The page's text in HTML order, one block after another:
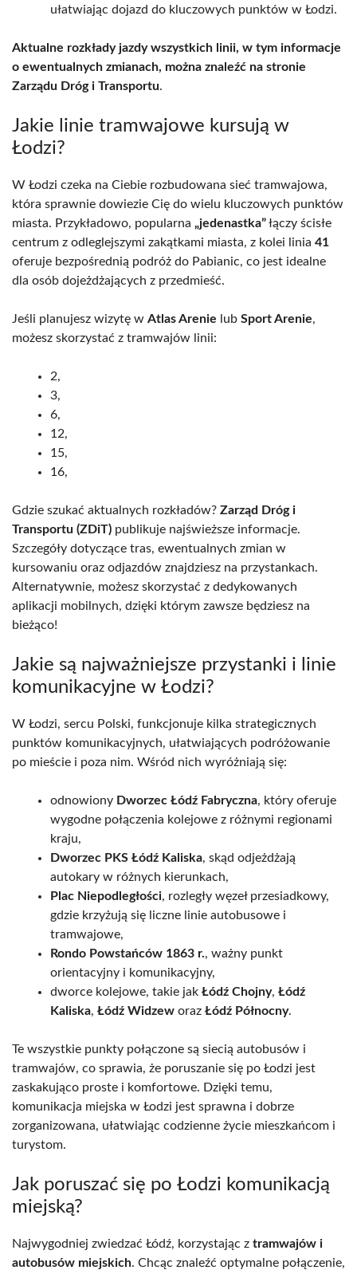
ułatwiając dojazd do kluczowych punktów w Łodzi.
Aktualne rozkłady jazdy wszystkich linii, w tym informacje
o ewentualnych zmianach, można znaleźć na stronie
Zarządu Dróg i Transportu.
Jakie linie tramwajowe kursują w
Łodzi?
W Łodzi czeka na Ciebie rozbudowana sieć tramwajowa,
która sprawnie dowiezie Cię do wielu kluczowych punktów
miasta. Przykładowo, popularna „jedenastka”łączy ścisłe
centrum z odleglejszymi zakątkami miasta, z kolei linia 41
oferuje bezpośrednią podróż do Pabianic, co jest idealne
dla osób dojeżdżających z przedmieść.
Jeśli planujesz wizytę w Atlas Arenie lub Sport Arenie,
możesz skorzystać z tramwajów linii:
2,
3,
6,
12,
15,
16,
Gdzie szukać aktualnych rozkładów? Zarząd Dróg i
Transportu (ZDiT) publikuje najświeższe informacje.
Szczegóły dotyczące tras, ewentualnych zmian w
kursowaniu oraz odjazdów znajdziesz na przystankach.
Alternatywnie, możesz skorzystać z dedykowanych
aplikacji mobilnych, dzięki którym zawsze będziesz na
bieżąco!
Jakie są najważniejsze przystanki i linie
komunikacyjne w Łodzi?
W Łodzi, sercu Polski, funkcjonuje kilka strategicznych
punktów komunikacyjnych, ułatwiających podróżowanie
po mieście i poza nim. Wśród nich wyróżniają się:
odnowiony Dworzec Łódź Fabryczna, który oferuje
wygodne połączenia kolejowe z różnymi regionami
kraju,
Dworzec PKS Łódź Kaliska, skąd odjeżdżają
autokary w różnych kierunkach,
Plac Niepodległości, rozległy węzeł przesiadkowy,
gdzie krzyżują się liczne linie autobusowe i
tramwajowe,
Rondo Powstańców 1863 r., ważny punkt
orientacyjny i komunikacyjny,
dworce kolejowe, takie jak Łódź Chojny, Łódź
Kaliska, Łódź Widzew oraz Łódź Północny.
Te wszystkie punkty połączone są siecią autobusów i
tramwajów, co sprawia, że poruszanie się po Łodzi jest
zaskakująco proste i komfortowe. Dzięki temu,
komunikacja miejska w Łodzi jest sprawna i dobrze
zorganizowana, ułatwiając codzienne życie mieszkańcom i
turystom.
Jak poruszać się po Łodzi komunikacją
miejską?
Najwygodniej zwiedzać Łódź, korzystając z tramwajów i
autobusów miejskich. Chcąc znaleźć optymalne połączenie,